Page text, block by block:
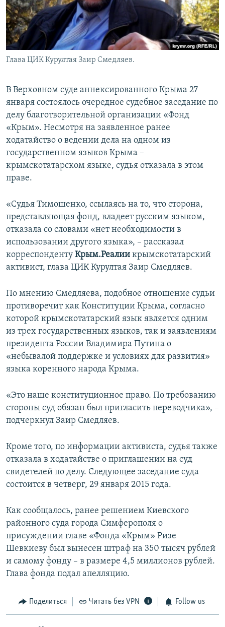
ПОБЕДИТЕЛЕЙ НЕ СУДЯТ?
КРЫМ.НЕПОКОРЕННЫЙ
ELIFBE
УКРАИНСКАЯ ПРОБЛЕМА КРЫМА
ПРИСОЕДИНЯЙТЕСЬ!
Глава ЦИК Курултая Заир Смедляев.
В Верховном суде аннексированного Крыма 27
января состоялось очередное судебное заседание по
делу благотворительной организации «Фонд
«Крым». Несмотря на заявленное ранее
ходатайство о ведении дела на одном из
государственном языков Крыма –
крымскотатарском языке, судья отказала в этом
праве.
«Судья Тимошенко, ссылаясь на то, что сторона,
представляющая фонд, владеет русским языком,
отказала со словами «нет необходимости в
использовании другого языка», – рассказал
корреспонденту Крым.Реалии крымскотатарский
активист, глава ЦИК Курултая Заир Смедляев.
По мнению Смедляева, подобное отношение судьи
противоречит как Конституции Крыма, согласно
которой крымскотатарский язык является одним
из трех государственных языков, так и заявлениям
президента России Владимира Путина о
«небывалой поддержке и условиях для развития»
языка коренного народа Крыма.
«Это наше конституционное право. По требованию
стороны суд обязан был пригласить переводчика», –
подчеркнул Заир Смедляев.
Кроме того, по информации активиста, судья также
отказала в ходатайстве о приглашении на суд
свидетелей по делу. Следующее заседание суда
состоится в четверг, 29 января 2015 года.
Как сообщалось, ранее решением Киевского
районного суда города Симферополя о
присуждении главе «Фонда «Крым» Ризе
Шевкиеву был вынесен штраф на 350 тысяч рублей
и самому фонду – в размере 4,5 миллионов рублей.
Глава фонда подал апелляцию.
Поделиться Читать без VPN Follow us